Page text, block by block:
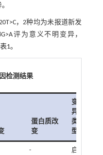
，2种均为未报道新发
评为意义不明变异，
表1。
检测结果
蛋白质改
变
变
异
类
型
-
启